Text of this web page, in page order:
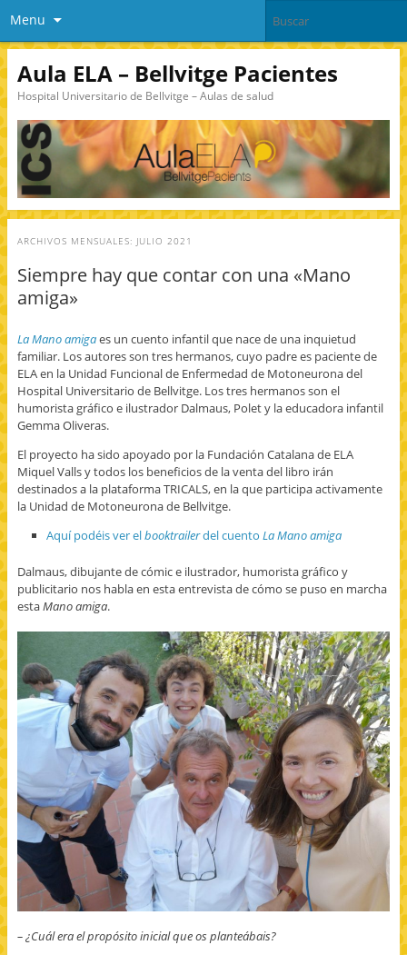
Menu
Aula ELA – Bellvitge Pacientes
Hospital Universitario de Bellvitge – Aulas de salud
ARCHIVOS MENSUALES: JULIO 2021
Siempre hay que contar con una «Mano
amiga»
La Mano amigaes un cuento infantil que nace de una inquietud
familiar. Los autores son tres hermanos, cuyo padre es paciente de
ELA en la Unidad Funcional de Enfermedad de Motoneurona del
Hospital Universitario de Bellvitge. Los tres hermanos son el
humorista gráfico e ilustrador Dalmaus, Polet y la educadora infantil
Gemma Oliveras.
El proyecto ha sido apoyado por la Fundación Catalana de ELA
Miquel Valls y todos los beneficios de la venta del libro irán
destinados a la plataforma TRICALS, en la que participa activamente
la Unidad de Motoneurona de Bellvitge.
Aquí podéis ver elbooktrailerdel cuentoLa Mano amiga
Dalmaus, dibujante de cómic e ilustrador, humorista gráfico y
publicitario nos habla en esta entrevista de cómo se puso en marcha
estaMano amiga.
– ¿Cuál era el propósito inicial que os planteábais?